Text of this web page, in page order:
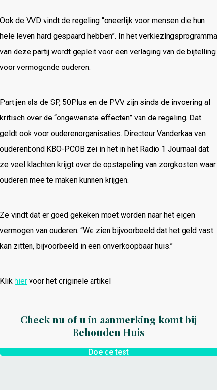
Ook de VVD vindt de regeling “oneerlijk voor mensen die hun
hele leven hard gespaard hebben”. In het verkiezingsprogramma
van deze partij wordt gepleit voor een verlaging van de bijtelling
voor vermogende ouderen.
Partijen als de SP, 50Plus en de PVV zijn sinds de invoering al
kritisch over de “ongewenste effecten” van de regeling. Dat
geldt ook voor ouderenorganisaties. Directeur Vanderkaa van
ouderenbond KBO-PCOB zei in het in het Radio 1 Journaal dat
ze veel klachten krijgt over de opstapeling van zorgkosten waar
ouderen mee te maken kunnen krijgen.
Ze vindt dat er goed gekeken moet worden naar het eigen
vermogen van ouderen. “We zien bijvoorbeeld dat het geld vast
kan zitten, bijvoorbeeld in een onverkoopbaar huis.”
Klik hier voor het originele artikel
Check nu of u in aanmerking komt bij
Behouden Huis
Doe de test